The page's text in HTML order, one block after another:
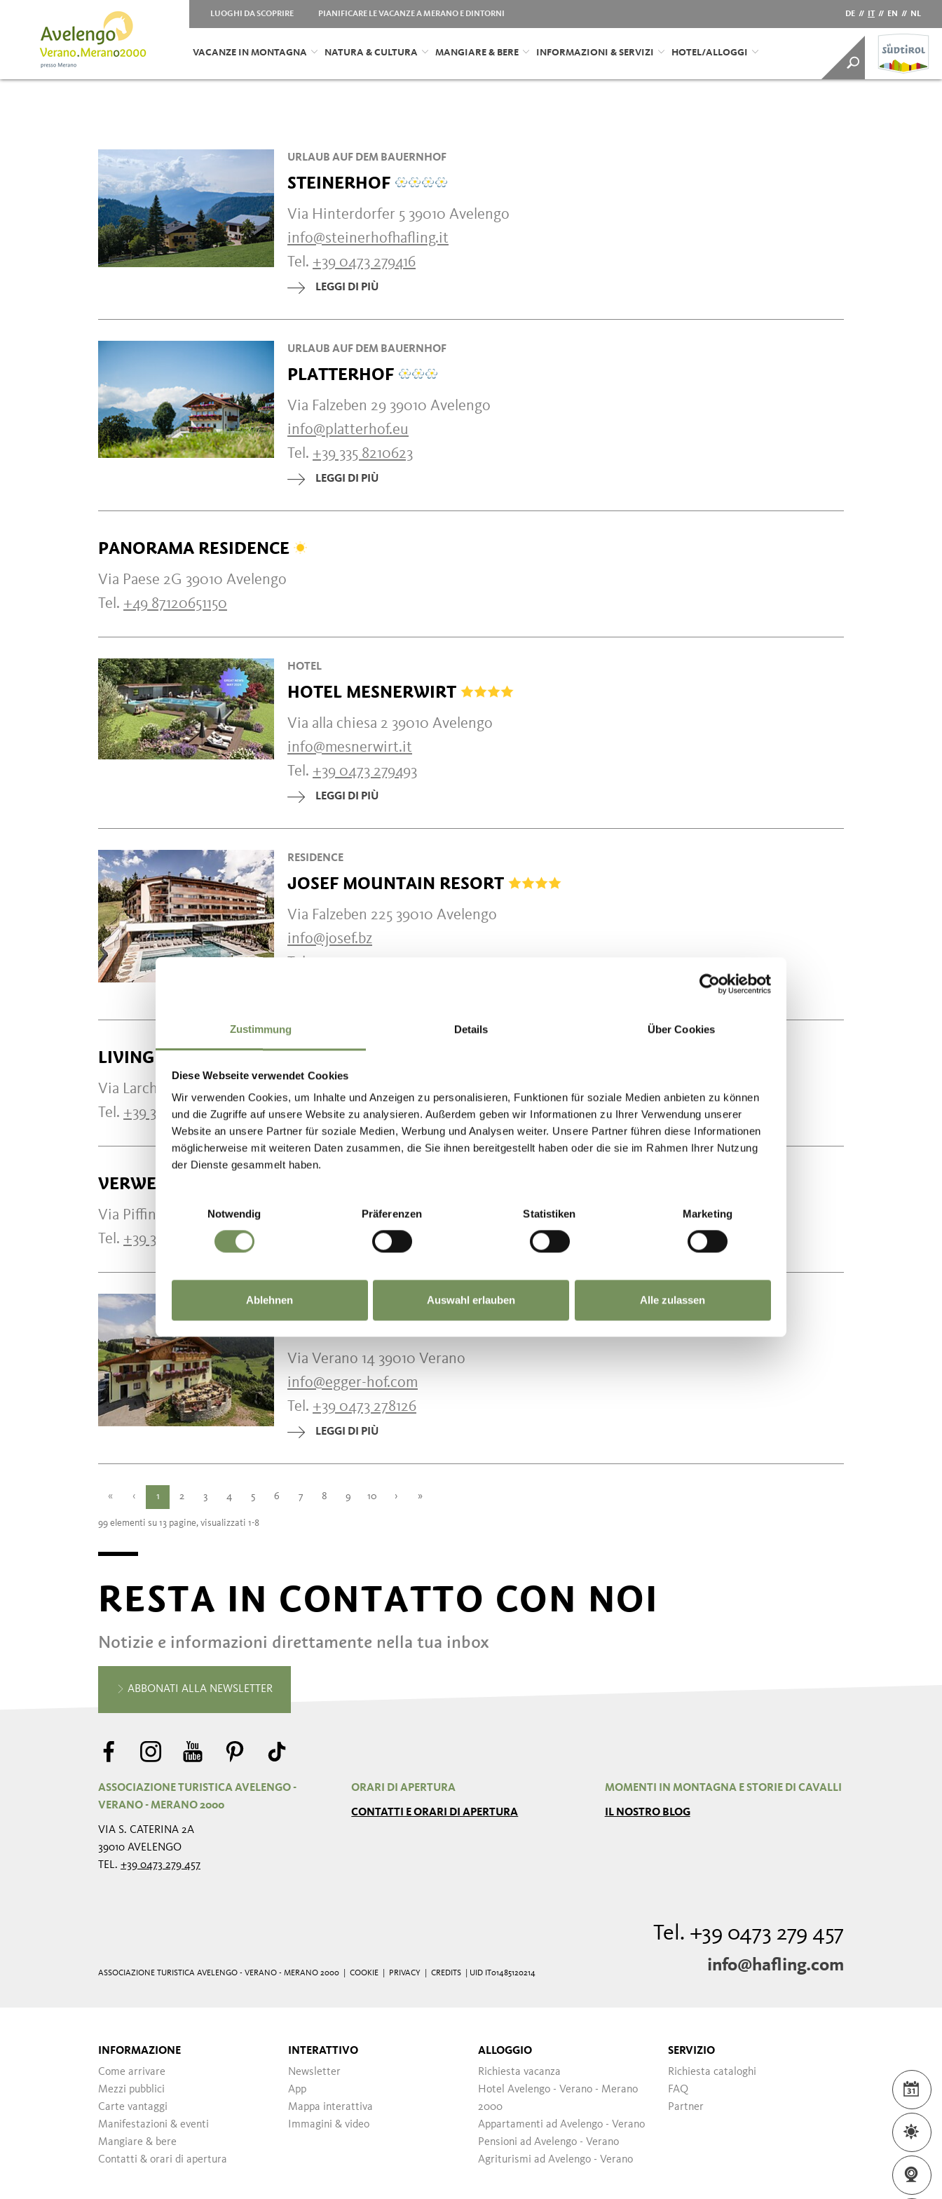
Zustimmung Details Über Cookies
Diese Webseite verwendet Cookies
Wir verwenden Cookies, um Inhalte und Anzeigen zu personalisieren, Funktionen für soziale Medien anbieten zu können
und die Zugriffe auf unsere Website zu analysieren. Außerdem geben wir Informationen zu Ihrer Verwendung unserer
Website an unsere Partner für soziale Medien, Werbung und Analysen weiter. Unsere Partner führen diese Informationen
möglicherweise mit weiteren Daten zusammen, die Sie ihnen bereitgestellt haben oder die sie im Rahmen Ihrer Nutzung
der Dienste gesammelt haben.
Notwendig
Präferenzen Statistiken Marketing
Ablehnen Auswahl erlauben Alle zulassen
LUOGHI DA SCOPRIRE PIANIFICARE LE VACANZE A MERANO E DINTORNI DE // IT // EN // NL
VACANZE IN MONTAGNA NATURA & CULTURA MANGIARE & BERE INFORMAZIONI & SERVIZI HOTEL/ALLOGGI
URLAUB AUF DEM BAUERNHOF
STEINERHOF
Via Hinterdorfer 5 39010 Avelengo
info@steinerhofhafling.it
Tel. +39 0473 279416
LEGGI DI PIÙ
URLAUB AUF DEM BAUERNHOF
PLATTERHOF
Via Falzeben 29 39010 Avelengo
info@platterhof.eu
Tel. +39 335 8210623
LEGGI DI PIÙ
PANORAMA RESIDENCE
Via Paese 2G 39010 Avelengo
Tel. +49 87120651150
HOTEL
HOTEL MESNERWIRT
Via alla chiesa 2 39010 Avelengo
info@mesnerwirt.it
Tel. +39 0473 279493
LEGGI DI PIÙ
RESIDENCE
JOSEF MOUNTAIN RESORT
Via Falzeben 225 39010 Avelengo
info@josef.bz
Tel.
LIVING LARCHER
Via Larcher 5b 39010 Verano 39010
Tel. +39 328 7317345
VERWEILEN AUF MERAN 2000
Via Piffing 18 39010 Avelengo
Tel. +39 333 1733828
URLAUB AUF DEM BAUERNHOF
EGGERHOF
Via Verano 14 39010 Verano
info@egger-hof.com
Tel. +39 0473 278126
LEGGI DI PIÙ
« ‹ 1 2 3 4 5 6 7 8 9 10 › »
99 elementi su 13 pagine, visualizzati 1-8
RESTA IN CONTATTO CON NOI
Notizie e informazioni direttamente nella tua inbox
ABBONATI ALLA NEWSLETTER
ASSOCIAZIONE TURISTICA AVELENGO -
VERANO - MERANO 2000
VIA S. CATERINA 2A
39010 AVELENGO
TEL. +39 0473 279 457
ORARI DI APERTURA
CONTATTI E ORARI DI APERTURA
MOMENTI IN MONTAGNA E STORIE DI CAVALLI
IL NOSTRO BLOG
Tel. +39 0473 279 457
info@hafling.com
ASSOCIAZIONE TURISTICA AVELENGO - VERANO - MERANO 2000 | COOKIE PRIVACY CREDITS | UID IT01485120214
INFORMAZIONE
Come arrivare
Mezzi pubblici
Carte vantaggi
Manifestazioni & eventi
Mangiare & bere
Contatti & orari di apertura
INTERATTIVO
Newsletter
App
Mappa interattiva
Immagini & video
ALLOGGIO
Richiesta vacanza
Hotel Avelengo - Verano - Merano
2000
Appartamenti ad Avelengo - Verano
Pensioni ad Avelengo - Verano
Agriturismi ad Avelengo - Verano
SERVIZIO
Richiesta cataloghi
FAQ
Partner